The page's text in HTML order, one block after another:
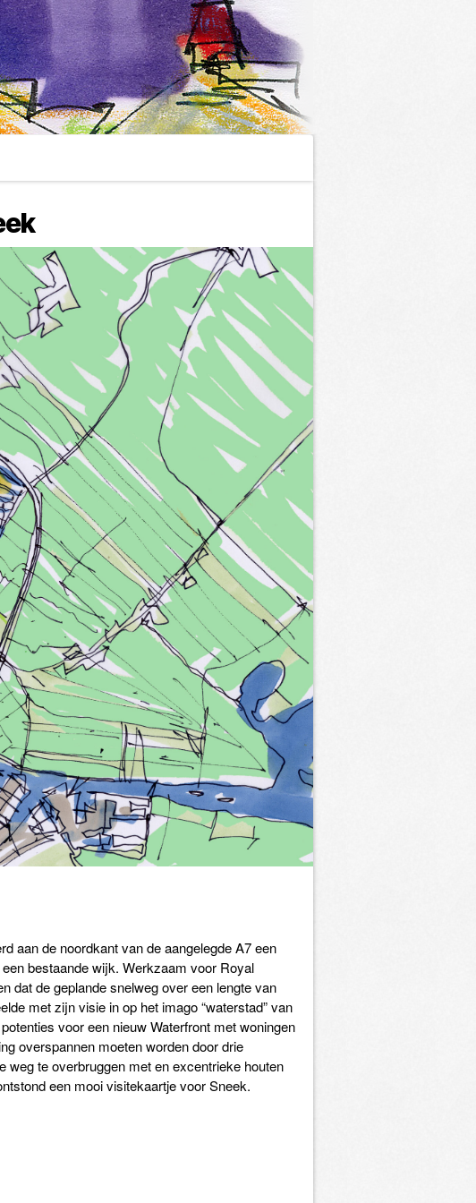
aan de noordkant van de aangelegde A7 een
bestaande wijk. Werkzaam voor Royal
dat de geplande snelweg over een lengte van
met zijn visie in op het imago “waterstad” van
voor een nieuw Waterfront met woningen
overspannen moeten worden door drie
weg te overbruggen met en excentrieke houten
een mooi visitekaartje voor Sneek.